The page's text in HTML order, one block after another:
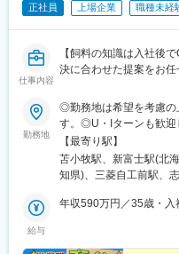
品質の優れた鋳物で社
ますので、完全未経験
■佐藤鋳工の魅力
・経験と実績に応じた研
研修や資格取得支援を行
・新卒・他業種からの転
リアの先輩たちがそれ
す。
■雨竜郡妹背牛町について
「妹背牛町は、米づく
っています。」と妹背
正社員 上場企業 職種未経
仕事内容
【飼料の知識は入社後
決に合わせた提案をお任
勤務地
◎勤務地は希望を考慮
す。◎U・Iターンも歓迎
路市）、青森（八戸市
山（倉敷市）、鹿児島（
場北海道苫小牧市晴海
工場茨城県神栖市東深芝2番地4 ■知多工場愛知県
【最寄り駅】
苫小牧駅、新富士駅(北
知県)、三菱自工前駅、
給与
年収590万円／35歳・入